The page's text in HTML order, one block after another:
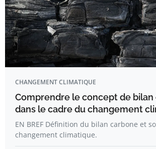
CHANGEMENT CLIMATIQUE
Comprendre le concept de bilan
dans le cadre du changement
EN BREF Définition du bilan carbone et
changement climatique.